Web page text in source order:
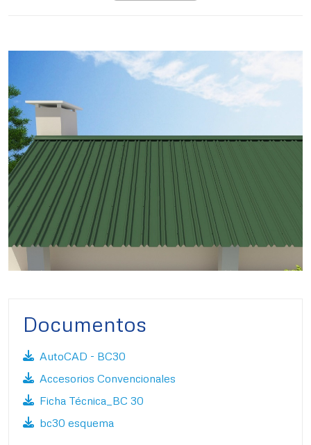
Documentos
AutoCAD - BC30
Accesorios Convencionales
Ficha Técnica_BC 30
bc30 esquema